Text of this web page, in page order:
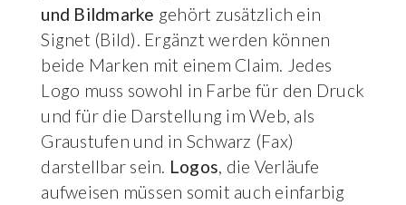
und Bildmarke gehört zusätzlich ein
Signet (Bild). Ergänzt werden können
beide Marken mit einem Claim. Jedes
Logo muss sowohl in Farbe für den Druck
und für die Darstellung im Web, als
Graustufen und in Schwarz (Fax)
darstellbar sein. Logos , die Verläufe
aufweisen müssen somit auch einfarbig